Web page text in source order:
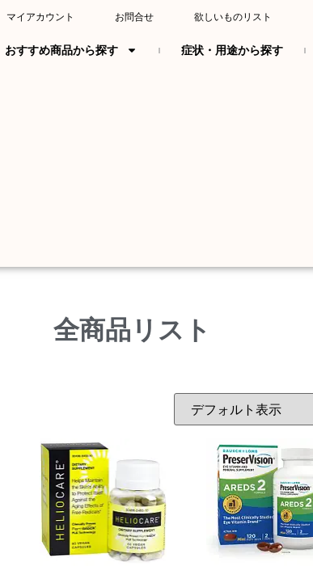
マイアカウント お問合せ 欲しいものリスト
おすすめ商品から探す 症状・用途から探す
全商品リスト